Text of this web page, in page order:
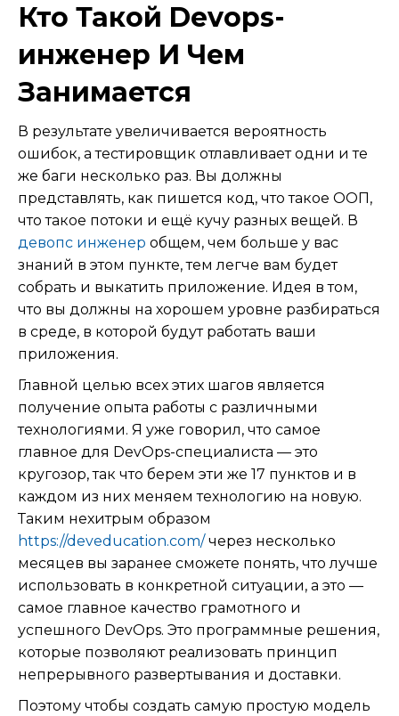
Кто Такой Devops-
инженер И Чем
Занимается
В результате увеличивается вероятность
ошибок, а тестировщик отлавливает одни и те
же баги несколько раз. Вы должны
представлять, как пишется код, что такое ООП,
что такое потоки и ещё кучу разных вещей. В
девопс инженер общем, чем больше у вас
знаний в этом пункте, тем легче вам будет
собрать и выкатить приложение. Идея в том,
что вы должны на хорошем уровне разбираться
в среде, в которой будут работать ваши
приложения.
Главной целью всех этих шагов является
получение опыта работы с различными
технологиями. Я уже говорил, что самое
главное для DevOps-специалиста — это
кругозор, так что берем эти же 17 пунктов и в
каждом из них меняем технологию на новую.
Таким нехитрым образом
https://deveducation.com/через несколько
месяцев вы заранее сможете понять, что лучше
использовать в конкретной ситуации, а это —
самое главное качество грамотного и
успешного DevOps. Это программные решения,
которые позволяют реализовать принцип
непрерывного развертывания и доставки.
Поэтому чтобы создать самую простую модель